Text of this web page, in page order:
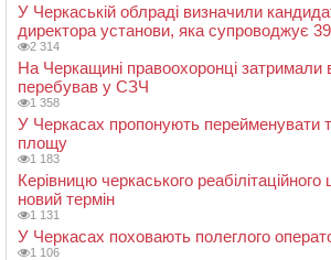
У Черкаській облраді визначили
директора установи, яка супроводжує 39
2 314
На Черкащині правоохоронці затримали
перебував у СЗЧ
1 358
У Черкасах пропонують перейменувати
площу
1 183
Керівницю черкаського
новий термін
1 131
У Черкасах поховають полеглого
1 106